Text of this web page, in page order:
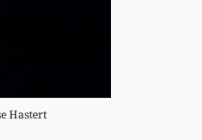
Hastert